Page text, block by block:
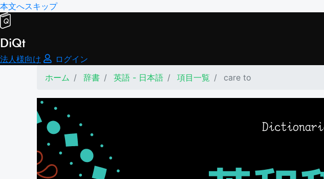
本文へスキップ
DiQt
法人様向け
ログイン
ホーム
辞書 英語 - 日本語 項目一覧 care to